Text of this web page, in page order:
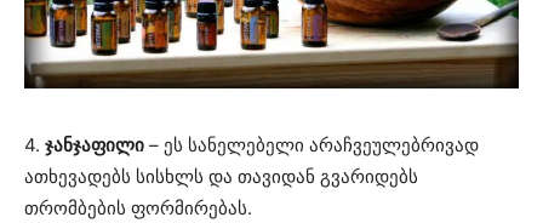
4. ჯანჯაფილი – ეს სანელებელი არაჩვეულებრივად
ათხევადებს სისხლს და თავიდან გვარიდებს
თრომბების ფორმირებას.